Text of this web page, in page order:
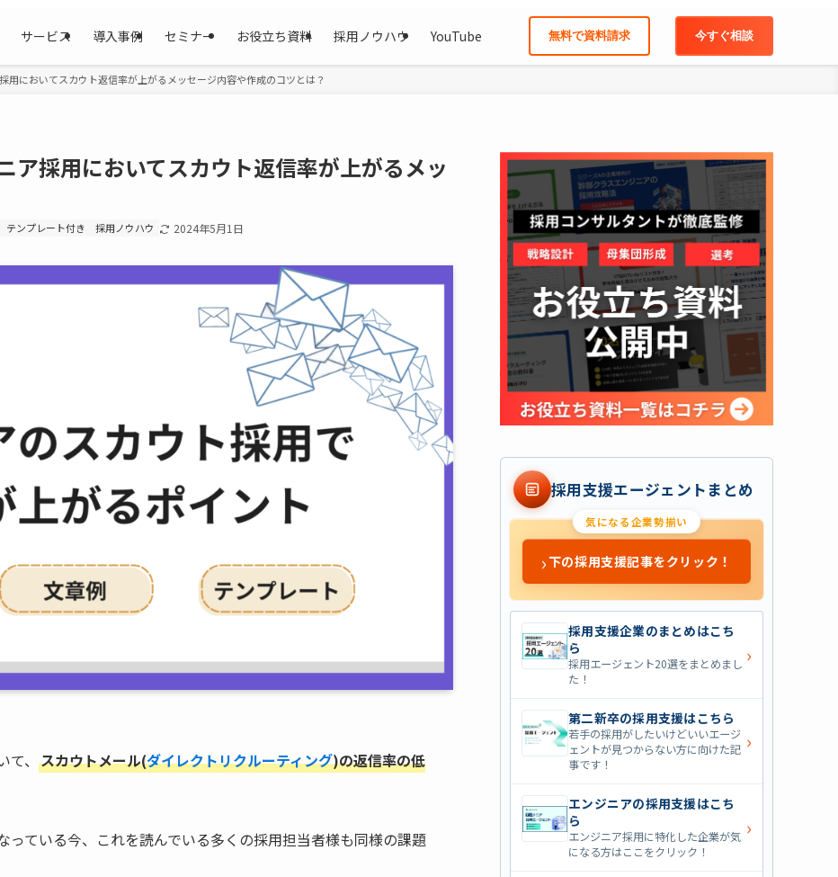
サービス 導入事例 セミナー お役立ち資料 採用ノウハウ YouTube 無料で資料請求 今すぐ相談
用においてスカウト返信率が上がるメッセージ内容や作成のコツとは？
ア採用においてスカウト返信率が上がるメッ
テンプレート付き 採用ノウハウ 2024年5月1日
、 スカウトメール(ダイレクトリクルーティング)の返信率の低
ている今、これを読んでいる多くの採用担当者様も同様の課題
採用支援エージェントまとめ
気になる企業勢揃い
›下の採用支援記事をクリック！
採用支援企業のまとめはこち
ら
採用エージェント20選をまとめまし
た！
›
第二新卒の採用支援はこちら
若手の採用がしたいけどいいエージ
ェントが見つからない方に向けた記
事です！
›
エンジニアの採用支援はこち
ら
エンジニア採用に特化した企業が気
になる方はここをクリック！
›